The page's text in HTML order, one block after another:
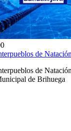
de Natación
de
de Brihuega